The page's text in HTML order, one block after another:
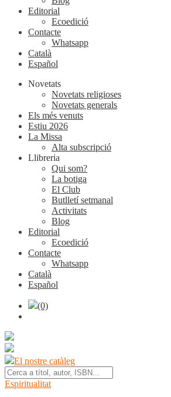
Editorial
Ecoedició
Contacte
Whatsapp
Català
Español
Novetats
Novetats religioses
Novetats generals
Els més venuts
Estiu 2026
La Missa
Alta subscripció
Llibreria
Qui som?
La botiga
El Club
Butlletí setmanal
Activitats
Blog
Editorial
Ecoedició
Contacte
Whatsapp
Català
Español
(0)
El nostre catàleg
Espiritualitat